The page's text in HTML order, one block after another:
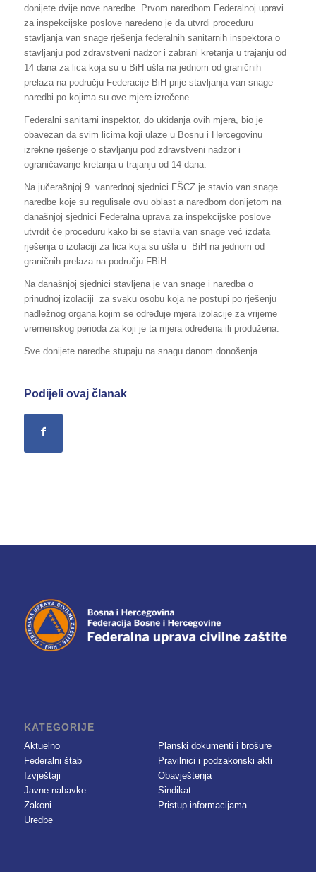
donijete dvije nove naredbe. Prvom naredbom Federalnoj upravi
za inspekcijske poslove naređeno je da utvrdi proceduru
stavljanja van snage rješenja federalnih sanitarnih inspektora o
stavljanju pod zdravstveni nadzor i zabrani kretanja u trajanju od
14 dana za lica koja su u BiH ušla na jednom od graničnih
prelaza na području Federacije BiH prije stavljanja van snage
naredbi po kojima su ove mjere izrečene.
Federalni sanitarni inspektor, do ukidanja ovih mjera, bio je
obavezan da svim licima koji ulaze u Bosnu i Hercegovinu
izrekne rješenje o stavljanju pod zdravstveni nadzor i
ograničavanje kretanja u trajanju od 14 dana.
Na jučerašnjoj 9. vanrednoj sjednici FŠCZ je stavio van snage
naredbe koje su regulisale ovu oblast a naredbom donijetom na
današnjoj sjednici Federalna uprava za inspekcijske poslove
utvrdit će proceduru kako bi se stavila van snage već izdata
rješenja o izolaciji za lica koja su ušla u BiH na jednom od
graničnih prelaza na području FBiH.
Na današnjoj sjednici stavljena je van snage i naredba o
prinudnoj izolaciji za svaku osobu koja ne postupi po rješenju
nadležnog organa kojim se određuje mjera izolacije za vrijeme
vremenskog perioda za koji je ta mjera određena ili produžena.
Sve donijete naredbe stupaju na snagu danom donošenja.
Podijeli ovaj članak
KATEGORIJE
Aktuelno
Federalni štab
Izvještaji
Javne nabavke
Zakoni
Uredbe
Planski dokumenti i brošure
Pravilnici i podzakonski akti
Obavještenja
Sindikat
Pristup informacijama